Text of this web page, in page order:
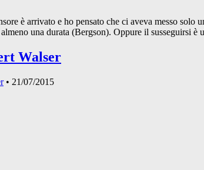
è arrivato e ho pensato che ci aveva messo
una durata (Bergson). Oppure il susseguirsi è
Walser
• 21/07/2015